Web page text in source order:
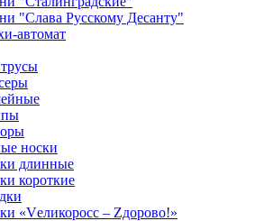
"Слава Русскому Десанту"
автомат
носки
длинные
короткие
«Vеликоросс – Zдорово!»